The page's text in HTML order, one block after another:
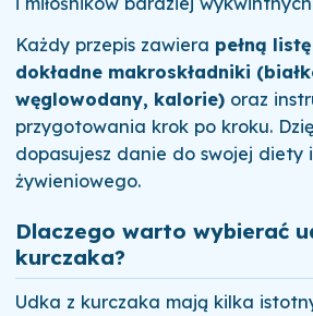
Każdy przepis zawiera pełną
dokładne makroskładniki
węglowodany, kalorie)oraz
przygotowania krok po kroku.
dopasujesz danie do swojej diety
żywieniowego.
Dlaczego warto wybierać
kurczaka?
Udka z kurczaka mają kilka